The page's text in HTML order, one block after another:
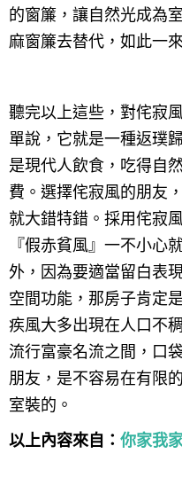
的窗簾，讓自然光成為
麻窗簾去替代，如此一
聽完以上這些，對侘寂
單說，它就是一種返璞
是現代人飲食，吃得自
費。選擇侘寂風的朋友
就大錯特錯。採用侘寂
『假赤貧風』一不小心
外，因為要適當留白表
空間功能，那房子肯定
疾風大多出現在人口不
流行富豪名流之間，口
朋友，是不容易在有限
室裝的。
以上內容來自： 你家我